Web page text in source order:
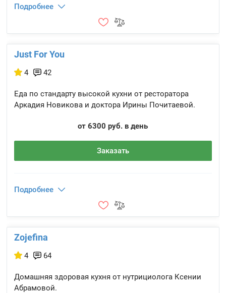
Подробнее
Just For You
4 42
Еда по стандарту высокой кухни от ресторатора
Аркадия Новикова и доктора Ирины Почитаевой.
от 6300 руб. в день
Заказать
Подробнее
Zojefina
4 64
Домашняя здоровая кухня от нутрициолога Ксении
Абрамовой.